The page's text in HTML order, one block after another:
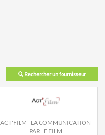
Rechercher un fournisseur
ACT'FILM - LA COMMUNICATION
PAR LE FILM